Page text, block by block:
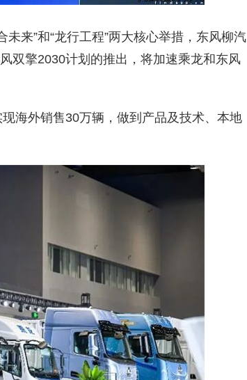
来”和“龙行工程”两大核心举措，东风柳汽
双擎2030计划的推出，将加速乘龙和东风
海外销售30万辆，做到产品及技术、本地